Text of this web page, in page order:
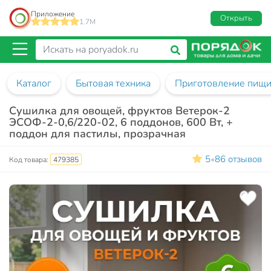
Приложение
1.7M
Открыть
Каталог Бытовая техника Приготовление пищи
Сушилка для овощей, фруктов Ветерок-2
ЭСОФ-2-0,6/220-02, 6 поддонов, 600 Вт, +
поддон для пастилы, прозрачная
Код товара: 479385 5•86 отзывов